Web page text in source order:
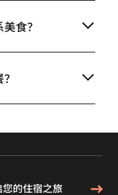
食？
的住宿之旅